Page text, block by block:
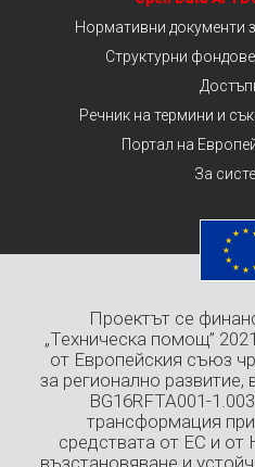
Нормативни документи
Структурни
Речник на термини и
Портал на
За
Проектът се
„Техническа помощ”
от Европейския съюз
за регионално развитие,
BG16RFTA001-
трансформация
средствата от ЕС и от
възстановяване и